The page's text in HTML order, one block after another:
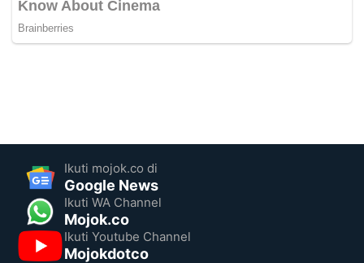
Ikuti mojok.co di
Google News
Ikuti WA Channel
Mojok.co
Ikuti Youtube Channel
Mojokdotco